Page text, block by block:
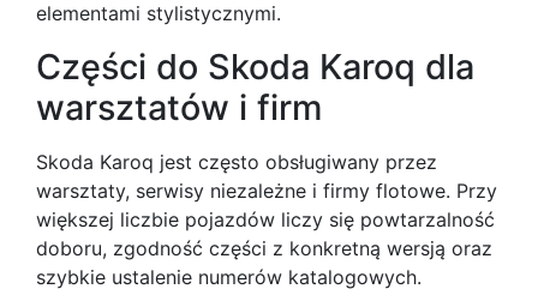
elementami stylistycznymi.
Części do Skoda Karoq dla
warsztatów i firm
Skoda Karoq jest często obsługiwany przez
warsztaty, serwisy niezależne i firmy flotowe. Przy
większej liczbie pojazdów liczy się powtarzalność
doboru, zgodność części z konkretną wersją oraz
szybkie ustalenie numerów katalogowych.